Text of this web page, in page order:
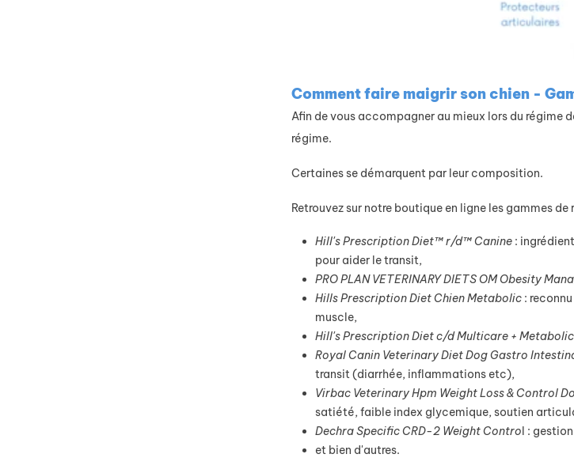
Comment faire maigrir son chien -
Afin de vous accompagner au mieux lors du régime
régime.
Certaines se démarquent par leur composition.
Retrouvez sur notre boutique en ligne les gammes
Hill's Prescription Diet™ r/d™ Canine :
pour aider le transit,
PRO PLAN VETERINARY DIETS OM Obesity
Hills Prescription Diet Chien Metabolic :
muscle,
Hill's Prescription Diet c/d Multicare + Metabolic
Royal Canin Veterinary Diet Dog Gastro
transit (diarrhée, inflammations etc),
Virbac Veterinary Hpm Weight Loss & Control
satiété, faible index glycemique, soutien
Dechra Specific CRD-2 Weight Contro l :
et bien d'autres.